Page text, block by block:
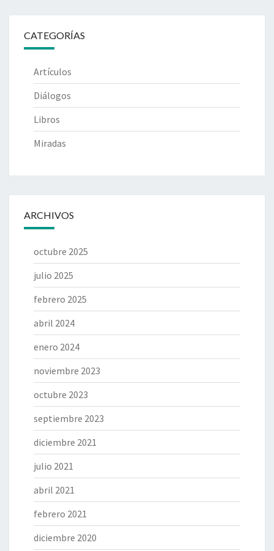
CATEGORÍAS
Artículos
Diálogos
Libros
Miradas
ARCHIVOS
octubre 2025
julio 2025
febrero 2025
abril 2024
enero 2024
noviembre 2023
octubre 2023
septiembre 2023
diciembre 2021
julio 2021
abril 2021
febrero 2021
diciembre 2020